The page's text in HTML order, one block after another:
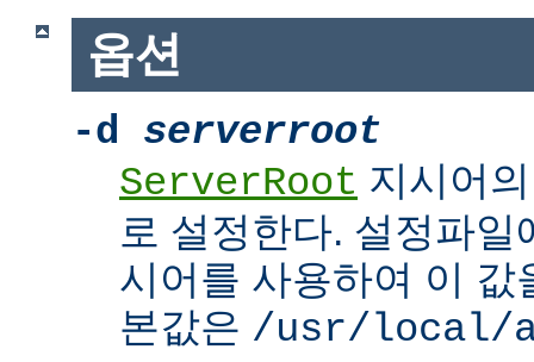
옵션
-d serverroot
ServerRoot 지시어
로 설정한다. 설정파
시어를 사용하여 이 값
본값은 /usr/local/